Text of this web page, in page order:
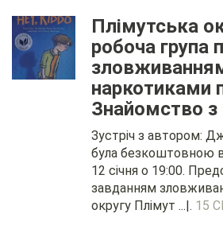
Плімутська
робоча група
наркотиками
Знайомство
Зустріч з автором:
була безкоштовною
12 січня о 19:00.
завданням
округу Плімут ...|. 15